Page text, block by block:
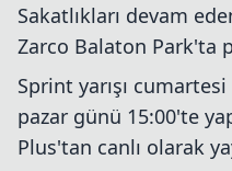
Sakatlıkları devam
Zarco Balaton Park'ta
Sprint yarışı
pazar günü 15:00'te
Plus'tan canlı olarak